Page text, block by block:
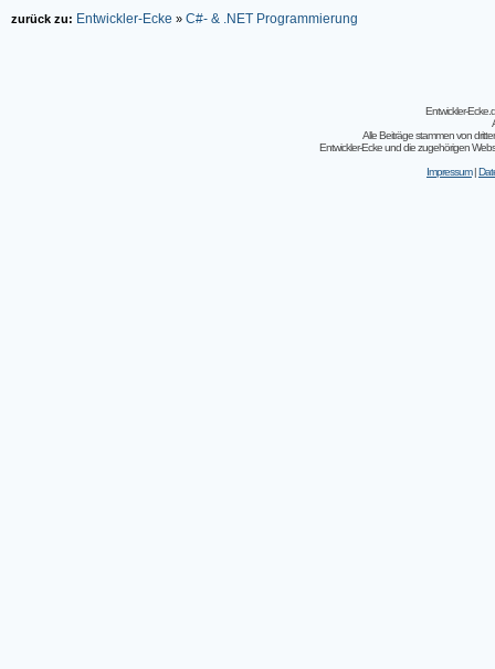
zurück zu: Entwickler-Ecke » C#- & .NET Programmierung
Entwickler-
Alle Beiträge stammen von
Entwickler-Ecke und die zugehörigen
Impressum|